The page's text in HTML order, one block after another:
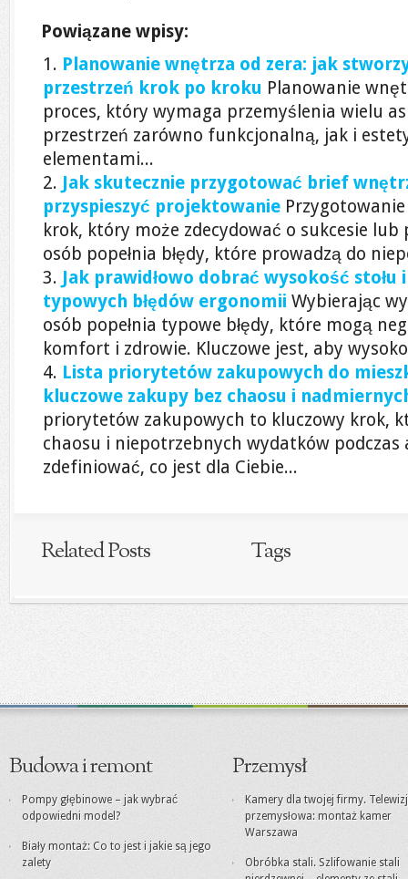
Powiązane wpisy:
Planowanie wnętrza od zera: jak
przestrzeń krok po kroku Planowanie
proces, który wymaga przemyślenia wielu
przestrzeń zarówno funkcjonalną, jak i
elementami...
Jak skutecznie przygotować brief
przyspieszyć projektowanie
krok, który może zdecydować o sukcesie
osób popełnia błędy, które prowadzą do
Jak prawidłowo dobrać wysokość stołu
typowych błędów ergonomii Wybierając
osób popełnia typowe błędy, które mogą
komfort i zdrowie. Kluczowe jest, aby
Lista priorytetów zakupowych do
kluczowe zakupy bez chaosu i
priorytetów zakupowych to kluczowy krok,
chaosu i niepotrzebnych wydatków
zdefiniować, co jest dla Ciebie...
Related Posts Tags
Budowa i remont
Pompy głębinowe – jak wybrać
odpowiedni model?
Biały montaż: Co to jest i jakie są jego
zalety
Przemysł
Kamery dla twojej firmy.
przemysłowa: montaż kamer
Warszawa
Obróbka stali. Szlifowanie stali